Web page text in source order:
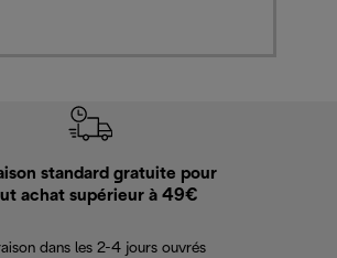
standard gratuite pour
achat supérieur à 49€
dans les 2-4 jours ouvrés